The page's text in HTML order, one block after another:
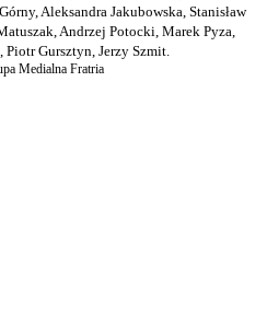
Aleksandra Jakubowska, Stanisław
Andrzej Potocki, Marek Pyza,
Gursztyn, Jerzy Szmit.
Medialna Fratria